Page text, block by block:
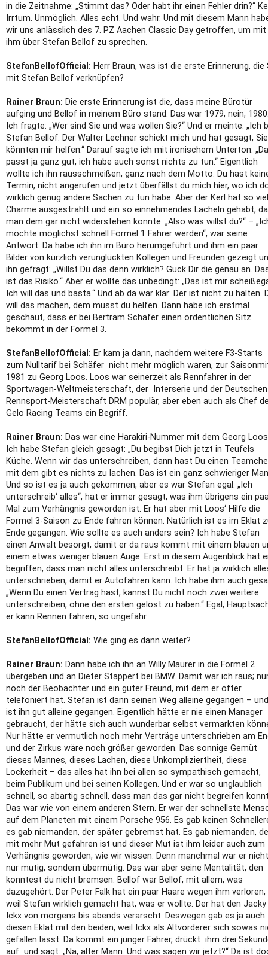
in die Zeitnahme: „Stimmt das? Oder habt ihr einen Fehler drin?“
Irrtum. Unmöglich. Alles echt. Und wahr. Und mit diesem Mann
wir uns anlässlich des 7. PZ Aachen Classic Day getroffen, um mit
ihm über Stefan Bellof zu sprechen.
StefanBellofOfficial: Herr Braun, was ist die erste Erinnerung, die
mit Stefan Bellof verknüpfen?
Rainer Braun: Die erste Erinnerung ist die, dass meine Bürotür
aufging und Bellof in meinem Büro stand. Das war 1979, nein,
Ich fragte: „Wer sind Sie und was wollen Sie?“ Und er meinte: „Ich
Stefan Bellof. Der Walter Lechner schickt mich und hat gesagt, Sie
könnten mir helfen.“ Darauf sagte ich mit ironischem Unterton:
passt ja ganz gut, ich habe auch sonst nichts zu tun.“ Eigentlich
wollte ich ihn rausschmeißen, ganz nach dem Motto: Du hast
Termin, nicht angerufen und jetzt überfällst du mich hier, wo ich
wirklich genug andere Sachen zu tun habe. Aber der Kerl hat so viel
Charme ausgestrahlt und ein so einnehmendes Lächeln gehabt,
man dem gar nicht widerstehen konnte. „Also was willst du?“ –
möchte möglichst schnell Formel 1 Fahrer werden“, war seine
Antwort. Da habe ich ihn im Büro herumgeführt und ihm ein paar
Bilder von kürzlich verunglückten Kollegen und Freunden gezeigt
ihn gefragt: „Willst Du das denn wirklich? Guck Dir die genau an.
ist das Risiko.“ Aber er wollte das unbedingt: „Das ist mir
Ich will das und basta.“ Und ab da war klar: Der ist nicht zu halten.
will das machen, dem musst du helfen. Dann habe ich erstmal
geschaut, dass er bei Bertram Schäfer einen ordentlichen Sitz
bekommt in der Formel 3.
StefanBellofOfficial: Er kam ja dann, nachdem weitere F3-Starts
zum Nulltarif bei Schäfer nicht mehr möglich waren, zur
1981 zu Georg Loos. Loos war seinerzeit als Rennfahrer in der
Sportwagen-Weltmeisterschaft, der Interserie und der Deutschen
Rennsport-Meisterschaft DRM populär, aber eben auch als Chef
Gelo Racing Teams ein Begriff.
Rainer Braun: Das war eine Harakiri-Nummer mit dem Georg
Ich habe Stefan gleich gesagt: „Du begibst Dich jetzt in Teufels
Küche. Wenn wir das unterschreiben, dann hast Du einen
mit dem gibt es nichts zu lachen. Das ist ein ganz schwieriger
Und so ist es ja auch gekommen, aber es war Stefan egal. „Ich
unterschreib‘ alles“, hat er immer gesagt, was ihm übrigens ein
Mal zum Verhängnis geworden ist. Er hat aber mit Loos‘ Hilfe die
Formel 3-Saison zu Ende fahren können. Natürlich ist es im Eklat
Ende gegangen. Wie sollte es auch anders sein? Ich habe Stefan
einen Anwalt besorgt, damit er da raus kommt mit einem blauen
einem etwas weniger blauen Auge. Erst in diesem Augenblick hat
begriffen, dass man nicht alles unterschreibt. Er hat ja wirklich
unterschrieben, damit er Autofahren kann. Ich habe ihm auch
„Wenn Du einen Vertrag hast, kannst Du nicht noch zwei weitere
unterschreiben, ohne den ersten gelöst zu haben.“ Egal,
er kann Rennen fahren, so ungefähr.
StefanBellofOfficial: Wie ging es dann weiter?
Rainer Braun: Dann habe ich ihn an Willy Maurer in die Formel 2
übergeben und an Dieter Stappert bei BMW. Damit war ich raus;
noch der Beobachter und ein guter Freund, mit dem er öfter
telefoniert hat. Stefan ist dann seinen Weg alleine gegangen –
ist ihn gut alleine gegangen. Eigentlich hätte er nie einen Manager
gebraucht, der hätte sich auch wunderbar selbst vermarkten
Nur hätte er vermutlich noch mehr Verträge unterschrieben am
und der Zirkus wäre noch größer geworden. Das sonnige Gemüt
dieses Mannes, dieses Lachen, diese Unkompliziertheit, diese
Lockerheit – das alles hat ihn bei allen so sympathisch gemacht,
beim Publikum und bei seinen Kollegen. Und er war so unglaublich
schnell, so abartig schnell, dass man das gar nicht begreifen
Das war wie von einem anderen Stern. Er war der schnellste
auf dem Planeten mit einem Porsche 956. Es gab keinen
es gab niemanden, der später gebremst hat. Es gab niemanden,
mit mehr Mut gefahren ist und dieser Mut ist ihm leider auch zum
Verhängnis geworden, wie wir wissen. Denn manchmal war er nicht
nur mutig, sondern übermütig. Das war aber seine Mentalität, den
konntest du nicht bremsen. Bellof war Bellof, mit allem, was
dazugehört. Der Peter Falk hat ein paar Haare wegen ihm verloren,
weil Stefan wirklich gemacht hat, was er wollte. Der hat den Jacky
Ickx von morgens bis abends verarscht. Deswegen gab es ja auch
diesen Eklat mit den beiden, weil Ickx als Altvorderer sich sowas
gefallen lässt. Da kommt ein junger Fahrer, drückt ihm drei
auf und sagt: „Na, alter Mann. Und was sagen wir jetzt?“ Da ist